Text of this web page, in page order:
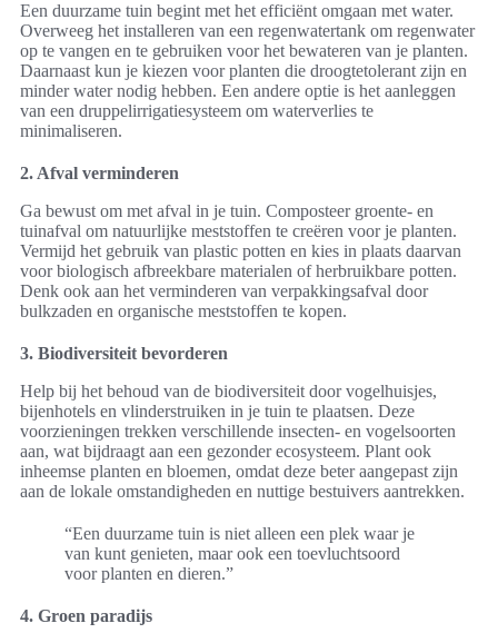
Een duurzame tuin begint met het efficiënt omgaan met water.
Overweeg het installeren van een regenwatertank om regenwater
op te vangen en te gebruiken voor het bewateren van je planten.
Daarnaast kun je kiezen voor planten die droogtetolerant zijn en
minder water nodig hebben. Een andere optie is het aanleggen
van een druppelirrigatiesysteem om waterverlies te
minimaliseren.
2. Afval verminderen
Ga bewust om met afval in je tuin. Composteer groente- en
tuinafval om natuurlijke meststoffen te creëren voor je planten.
Vermijd het gebruik van plastic potten en kies in plaats daarvan
voor biologisch afbreekbare materialen of herbruikbare potten.
Denk ook aan het verminderen van verpakkingsafval door
bulkzaden en organische meststoffen te kopen.
3. Biodiversiteit bevorderen
Help bij het behoud van de biodiversiteit door vogelhuisjes,
bijenhotels en vlinderstruiken in je tuin te plaatsen. Deze
voorzieningen trekken verschillende insecten- en vogelsoorten
aan, wat bijdraagt aan een gezonder ecosysteem. Plant ook
inheemse planten en bloemen, omdat deze beter aangepast zijn
aan de lokale omstandigheden en nuttige bestuivers aantrekken.
“Een duurzame tuin is niet alleen een plek waar je
van kunt genieten, maar ook een toevluchtsoord
voor planten en dieren.”
4. Groen paradijs